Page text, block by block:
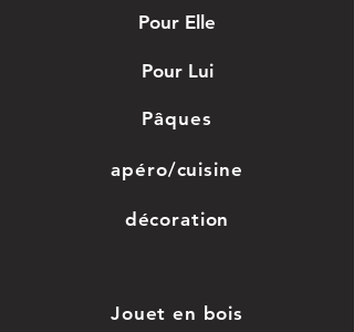
Pour Elle
Pour Lui
Pâques
apéro/cuisine
décoration
Jouet en bois